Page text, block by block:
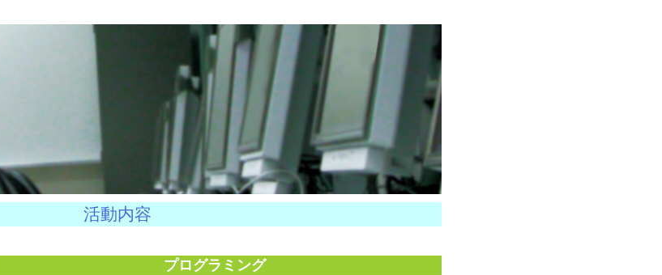
活動内容
プログラミング